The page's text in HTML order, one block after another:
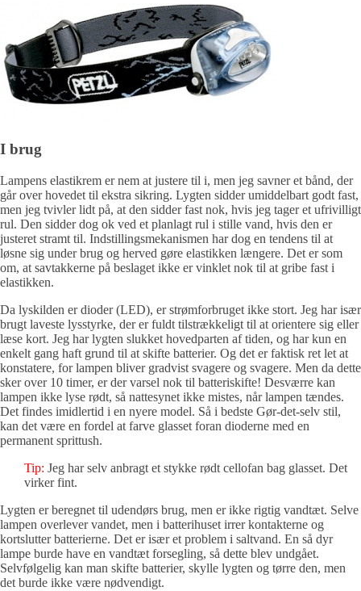
I brug
Lampens elastikrem er nem at justere til i, men jeg savner et bånd, der
går over hovedet til ekstra sikring. Lygten sidder umiddelbart godt fast,
men jeg tvivler lidt på, at den sidder fast nok, hvis jeg tager et ufrivilligt
rul. Den sidder dog ok ved et planlagt rul i stille vand, hvis den er
justeret stramt til. Indstillingsmekanismen har dog en tendens til at
løsne sig under brug og herved gøre elastikken længere. Det er som
om, at savtakkerne på beslaget ikke er vinklet nok til at gribe fast i
elastikken.
Da lyskilden er dioder (LED), er strømforbruget ikke stort. Jeg har især
brugt laveste lysstyrke, der er fuldt tilstrækkeligt til at orientere sig eller
læse kort. Jeg har lygten slukket hovedparten af tiden, og har kun en
enkelt gang haft grund til at skifte batterier. Og det er faktisk ret let at
konstatere, for lampen bliver gradvist svagere og svagere. Men da dette
sker over 10 timer, er der varsel nok til batteriskifte! Desværre kan
lampen ikke lyse rødt, så nattesynet ikke mistes, når lampen tændes.
Det findes imidlertid i en nyere model. Så i bedste Gør-det-selv stil,
kan det være en fordel at farve glasset foran dioderne med en
permanent sprittush.
Tip: Jeg har selv anbragt et stykke rødt cellofan bag glasset. Det
virker fint.
Lygten er beregnet til udendørs brug, men er ikke rigtig vandtæt. Selve
lampen overlever vandet, men i batterihuset irrer kontakterne og
kortslutter batterierne. Det er især et problem i saltvand. En så dyr
lampe burde have en vandtæt forsegling, så dette blev undgået.
Selvfølgelig kan man skifte batterier, skylle lygten og tørre den, men
det burde ikke være nødvendigt.